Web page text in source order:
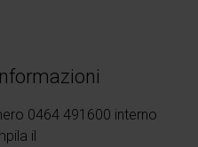
0464 491600 interno
il